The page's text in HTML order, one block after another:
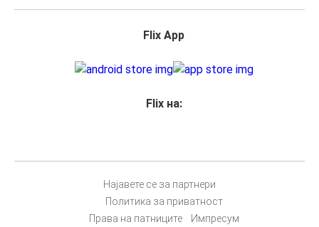
Flix App
Flix на:
Најавете се за партнери
Политика за приватност
Права на патниците
Импресум